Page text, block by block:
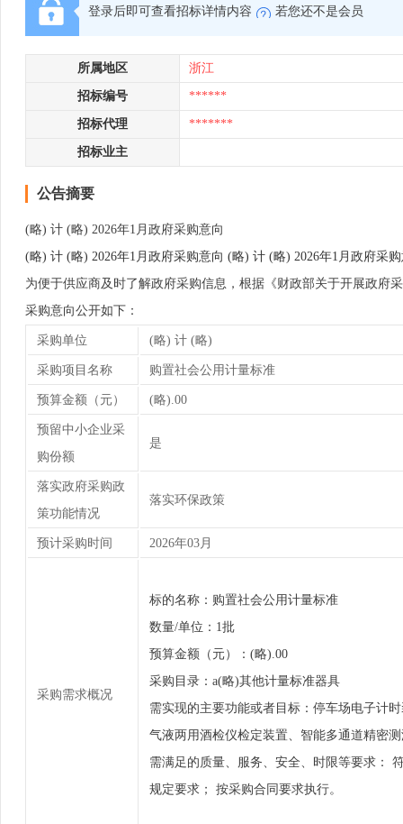
登录后即可查看招标详情内容 若您还不是会员
所属地区 浙江
招标编号 ******
招标代理 *******
招标业主
公告摘要
(略) 计 (略) 2026年1月政府采购意向
(略) 计 (略) 2026年1月政府采购意向 (略) 计 (略) 2026年1月政府采
为便于供应商及时了解政府采购信息，根据《财政部关于开展政府
采购意向公开如下：
采购单位 (略) 计 (略)
采购项目名称 购置社会公用计量标准
预算金额（元） (略).00
预留中小企业采
购份额
是
落实政府采购政
策功能情况
落实环保政策
预计采购时间 2026年03月
采购需求概况
标的名称：购置社会公用计量标准
数量/单位：1批
预算金额（元）：(略).00
采购目录：a(略)其他计量标准器具
需实现的主要功能或者目标：停车场电子计
气液两用酒检仪检定装置、智能多通道精密
需满足的质量、服务、安全、时限等要求：
规定要求； 按采购合同要求执行。